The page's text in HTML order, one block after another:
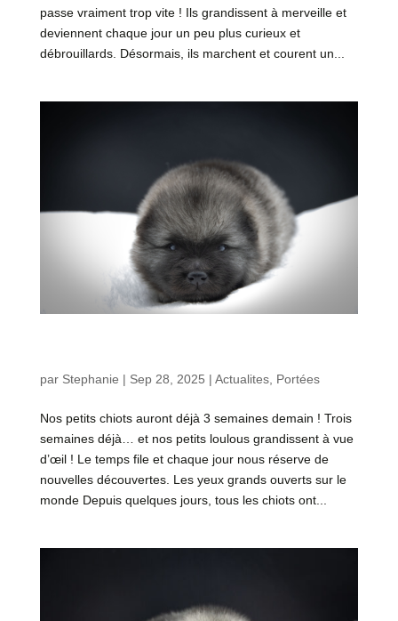
passe vraiment trop vite ! Ils grandissent à merveille et
deviennent chaque jour un peu plus curieux et
débrouillards. Désormais, ils marchent et courent un...
par Stephanie | Sep 28, 2025 | Actualites, Portées
Nos petits chiots auront déjà 3 semaines demain ! Trois
semaines déjà… et nos petits loulous grandissent à vue
d’œil ! Le temps file et chaque jour nous réserve de
nouvelles découvertes. Les yeux grands ouverts sur le
monde Depuis quelques jours, tous les chiots ont...